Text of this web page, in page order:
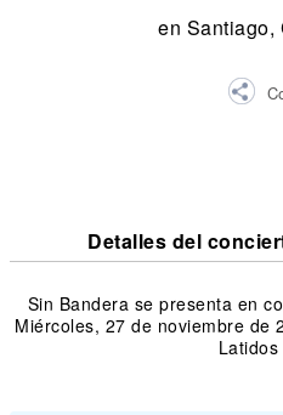
en Santiago,
Detalles del
Sin Bandera se presenta en
Miércoles, 27 de noviembre de
Latidos